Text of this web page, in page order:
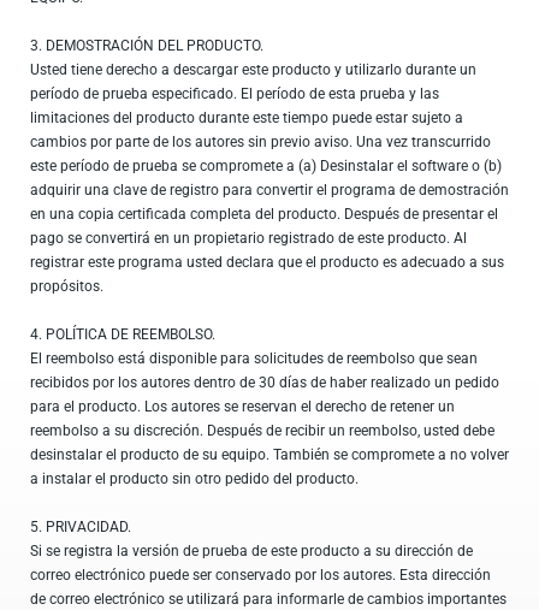
3. DEMOSTRACIÓN DEL PRODUCTO.
Usted tiene derecho a descargar este producto y utilizarlo durante un
período de prueba especificado. El período de esta prueba y las
limitaciones del producto durante este tiempo puede estar sujeto a
cambios por parte de los autores sin previo aviso. Una vez transcurrido
este período de prueba se compromete a (a) Desinstalar el software o (b)
adquirir una clave de registro para convertir el programa de demostración
en una copia certificada completa del producto. Después de presentar el
pago se convertirá en un propietario registrado de este producto. Al
registrar este programa usted declara que el producto es adecuado a sus
propósitos.
4. POLÍTICA DE REEMBOLSO.
El reembolso está disponible para solicitudes de reembolso que sean
recibidos por los autores dentro de 30 días de haber realizado un pedido
para el producto. Los autores se reservan el derecho de retener un
reembolso a su discreción. Después de recibir un reembolso, usted debe
desinstalar el producto de su equipo. También se compromete a no volver
a instalar el producto sin otro pedido del producto.
5. PRIVACIDAD.
Si se registra la versión de prueba de este producto a su dirección de
correo electrónico puede ser conservado por los autores. Esta dirección
de correo electrónico se utilizará para informarle de cambios importantes